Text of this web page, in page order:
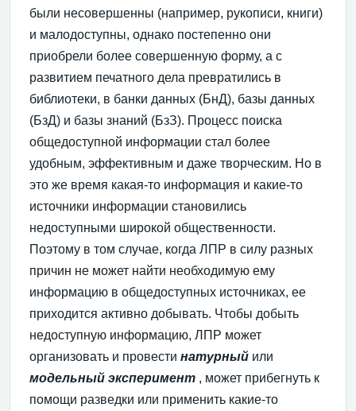
были несовершенны (например, рукописи, книги)
и малодоступны, однако постепенно они
приобрели более совершенную форму, а с
развитием печатного дела превратились в
библиотеки, в банки данных (БнД), базы данных
(БзД) и базы знаний (БзЗ). Процесс поиска
общедоступной информации стал более
удобным, эффективным и даже творческим. Но в
это же время какая-то информация и какие-то
источники информации становились
недоступными широкой общественности.
Поэтому в том случае, когда ЛПР в силу разных
причин не может найти необходимую ему
информацию в общедоступных источниках, ее
приходится активно добывать. Чтобы добыть
недоступную информацию, ЛПР может
организовать и провести натурный или
модельный эксперимент , может прибегнуть к
помощи разведки или применить какие-то